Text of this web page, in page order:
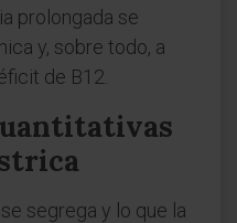
prolongada se
y, sobre todo, a
de B12.
segrega y lo que la